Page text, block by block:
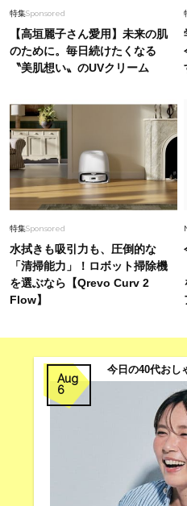
特集Sponsored
【高垣麗子さん愛用】未来の肌
のために。毎日続けたくなる
〝美肌想い〟のUVクリーム
特集Sponsored
水拭きも吸引力も、圧倒的な
「清掃能力」！ロボット掃除機
を選ぶなら【Qrevo Curv 2
Flow】
Aug
6
今日の40代おし